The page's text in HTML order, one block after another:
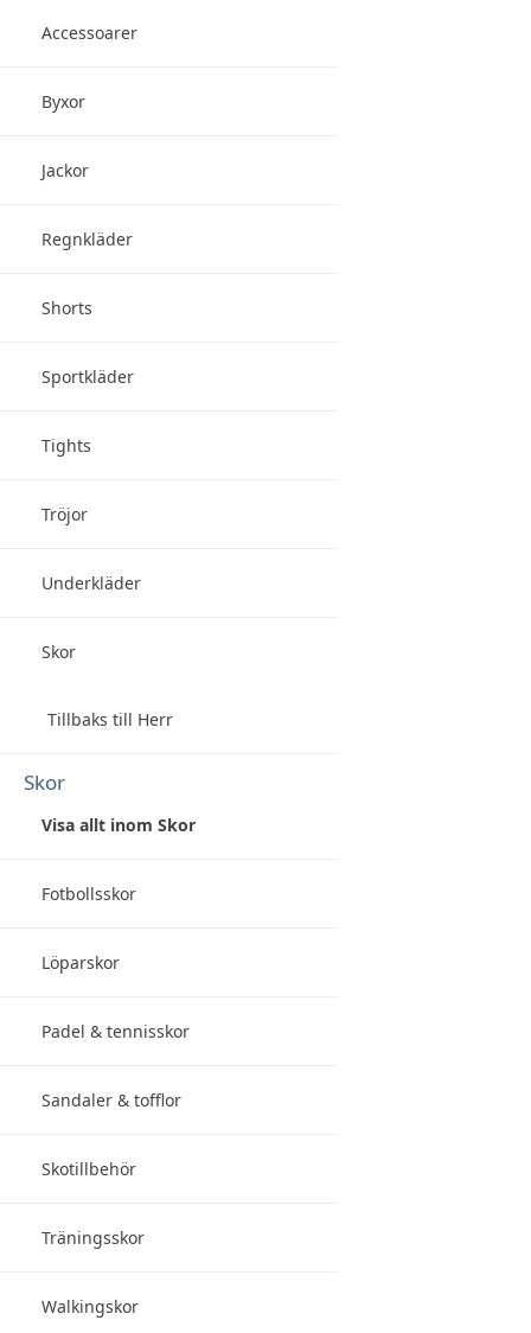
Accessoarer
Byxor
Jackor
Regnkläder
Shorts
Sportkläder
Tights
Tröjor
Underkläder
Skor
Tillbaks till Herr
Skor
Visa allt inom Skor
Fotbollsskor
Löparskor
Padel & tennisskor
Sandaler & tofflor
Skotillbehör
Träningsskor
Walkingskor